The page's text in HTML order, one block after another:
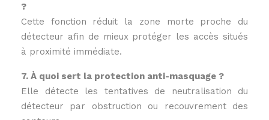
?
Cette fonction réduit la zone morte proche du
détecteur afin de mieux protéger les accès situés
à proximité immédiate.
7. À quoi sert la protection anti-masquage ?
Elle détecte les tentatives de neutralisation du
détecteur par obstruction ou recouvrement des